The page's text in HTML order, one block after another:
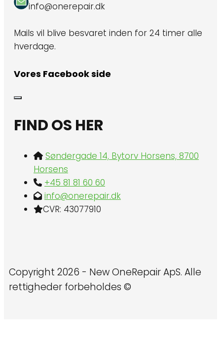
info@onerepair.dk
Mails vil blive besvaret inden for 24 timer alle
hverdage.
Vores Facebook side
FIND OS HER
Søndergade 14, Bytorv Horsens, 8700
Horsens
+45 81 81 60 60
info@onerepair.dk
CVR: 43077910
Copyright 2026 - New OneRepair ApS. Alle
rettigheder forbeholdes ©